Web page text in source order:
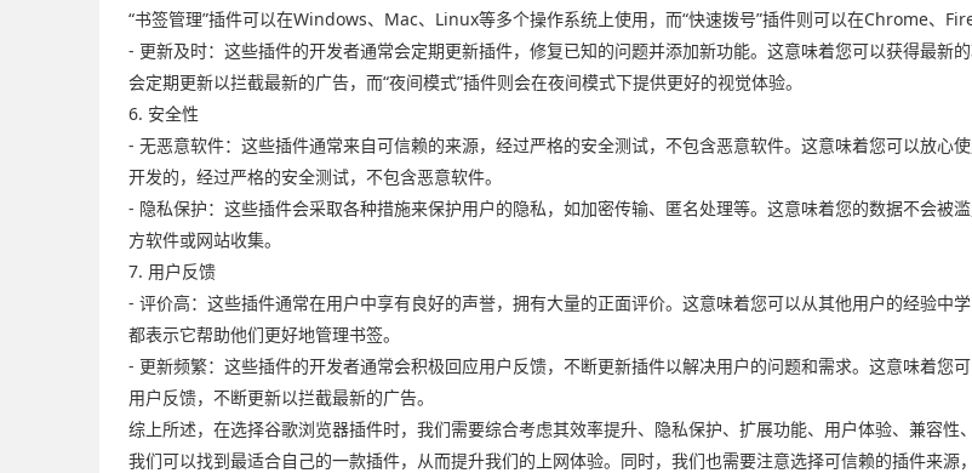
“书签管理”插件可以在Windows、Mac、Linux等多个操作系统上使用，而“快速拨号”插件则可以在Chrome、
- 更新及时：这些插件的开发者通常会定期更新插件，修复已知的问题并添加新功能。这意味着您可以获得最新
会定期更新以拦截最新的广告，而“夜间模式”插件则会在夜间模式下提供更好的视觉体验。
6. 安全性
- 无恶意软件：这些插件通常来自可信赖的来源，经过严格的安全测试，不包含恶意软件。这意味着您可以放心
开发的，经过严格的安全测试，不包含恶意软件。
- 隐私保护：这些插件会采取各种措施来保护用户的隐私，如加密传输、匿名处理等。这意味着您的数据不会被
方软件或网站收集。
7. 用户反馈
- 评价高：这些插件通常在用户中享有良好的声誉，拥有大量的正面评价。这意味着您可以从其他用户的经验中
都表示它帮助他们更好地管理书签。
- 更新频繁：这些插件的开发者通常会积极回应用户反馈，不断更新插件以解决用户的问题和需求。这意味着您
用户反馈，不断更新以拦截最新的广告。
综上所述，在选择谷歌浏览器插件时，我们需要综合考虑其效率提升、隐私保护、扩展功能、用户体验、兼容性
我们可以找到最适合自己的一款插件，从而提升我们的上网体验。同时，我们也需要注意选择可信赖的插件来